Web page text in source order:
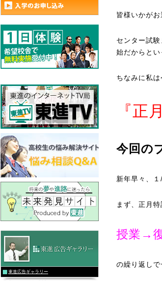
皆様いかがお
センター試
始だからとい
ちなみに私
『正
今回の
新年早々、
まず、正月
授業→
の繰り返しで
東進広告ギャラリー